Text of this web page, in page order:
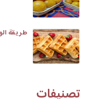
طريقة